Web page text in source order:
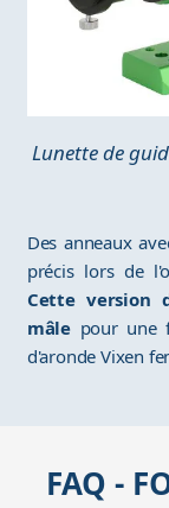
Lunette de
Des anneaux
précis lors de
Cette version
mâle pour une
d'aronde Vixen
FAQ -